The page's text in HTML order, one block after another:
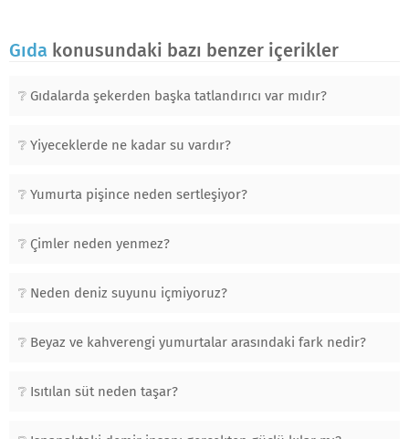
Gıda konusundaki bazı benzer içerikler
Gıdalarda şekerden başka tatlandırıcı var mıdır?
Yiyeceklerde ne kadar su vardır?
Yumurta pişince neden sertleşiyor?
Çimler neden yenmez?
Neden deniz suyunu içmiyoruz?
Beyaz ve kahverengi yumurtalar arasındaki fark nedir?
Isıtılan süt neden taşar?